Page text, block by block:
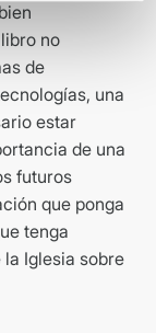
no
de
una
estar
de una
futuros
que ponga
tenga
Iglesia sobre